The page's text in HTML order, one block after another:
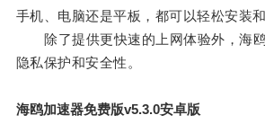
手机、电脑还是平板，都可以轻松安装和
除了提供更快速的上网体验外，海鸥
隐私保护和安全性。
海鸥加速器免费版v5.3.0安卓版